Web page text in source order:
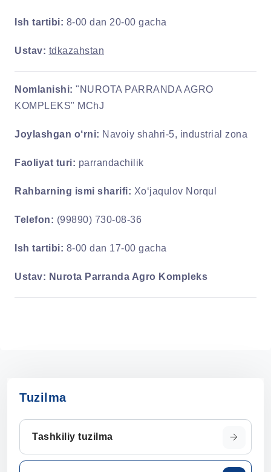
Ish tartibi: 8-00 dan 20-00 gacha
Ustav: tdkazahstan
Nomlanishi: "NUROTA PARRANDA AGRO
KOMPLEKS" MChJ
Joylashgan o‘rni: Navoiy shahri-5, industrial zona
Faoliyat turi: parrandachilik
Rahbarning ismi sharifi: Xo‘jaqulov Norqul
Telefon: (99890) 730-08-36
Ish tartibi: 8-00 dan 17-00 gacha
Ustav: Nurota Parranda Agro Kompleks
Tuzilma
Tashkiliy tuzilma